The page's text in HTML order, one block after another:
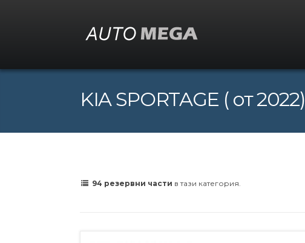
KIA SPORTAGE ( от 2022)
94 резервни части в тази категория.